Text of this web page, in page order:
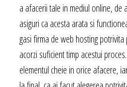
a afacerii tale in mediul online, de
asiguri ca acesta arata si
gasi firma de web hosting
acorzi suficient timp acestui
elementul cheie in orice afacere,